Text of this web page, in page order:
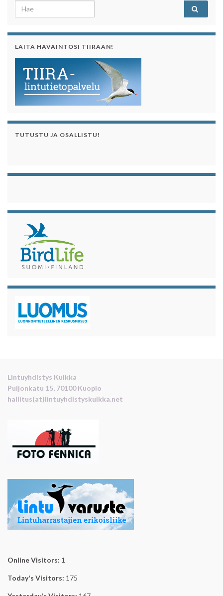
Search for:
LAITA HAVAINTOSI TIIRAAN!
TUTUSTU JA OSALLISTU!
Lintuyhdistys Kuikka
Puijonkatu 15, 70100 Kuopio
hallitus(at)lintuyhdistyskuikka.net
Online Visitors: 1
Today's Visitors: 175